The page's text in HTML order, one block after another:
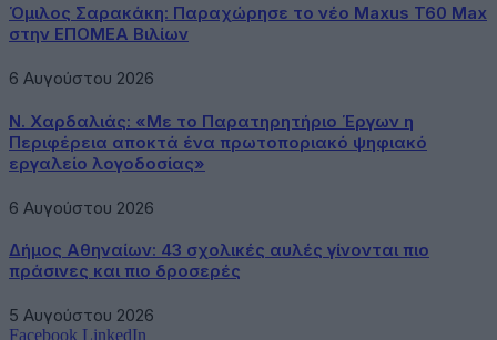
Όμιλος Σαρακάκη: Παραχώρησε το νέο Maxus T60 Max
στην ΕΠΟΜΕΑ Βιλίων
6 Αυγούστου 2026
Ν. Χαρδαλιάς: «Με το Παρατηρητήριο Έργων η
Περιφέρεια αποκτά ένα πρωτοποριακό ψηφιακό
εργαλείο λογοδοσίας»
6 Αυγούστου 2026
Δήμος Αθηναίων: 43 σχολικές αυλές γίνονται πιο
πράσινες και πιο δροσερές
5 Αυγούστου 2026
Facebook LinkedIn